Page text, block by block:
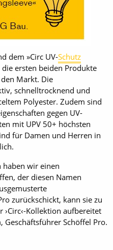
dem »Circ UV-Schutz
ersten beiden Produkte
Markt. Die
schnelltrocknend und
Polyester. Zudem sind
gegen UV-
mit UPV 50+ höchsten
für Damen und Herren in
haben wir einen
der diesen Namen
zurückschickt, kann sie zu
›Circ‹-Kollektion aufbereitet
Geschäftsführer Schöffel Pro.